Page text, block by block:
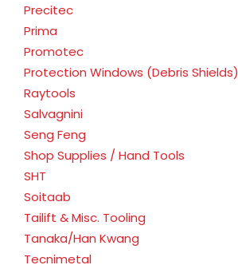
Precitec
Prima
Promotec
Protection Windows (Debris Shields)
Raytools
Salvagnini
Seng Feng
Shop Supplies / Hand Tools
SHT
Soitaab
Tailift & Misc. Tooling
Tanaka/Han Kwang
Tecnimetal